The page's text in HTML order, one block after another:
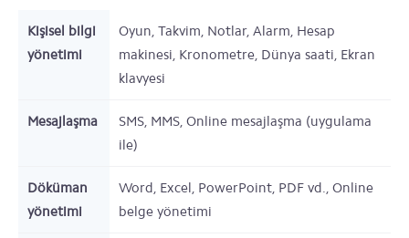
Kişisel bilgi
yönetimi
Oyun, Takvim, Notlar, Alarm, Hesap
makinesi, Kronometre, Dünya saati, Ekran
klavyesi
Mesajlaşma
SMS, MMS, Online mesajlaşma (uygulama
ile)
Döküman
yönetimi
Word, Excel, PowerPoint, PDF vd., Online
belge yönetimi